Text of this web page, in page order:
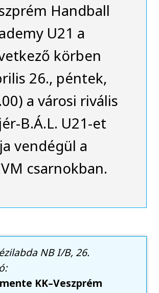
Handball
U21 a
körben
26., péntek,
a városi rivális
B.Á.L. U21-et
vendégül a
csarnokban.
NB I/B, 26.
KK–Veszprém